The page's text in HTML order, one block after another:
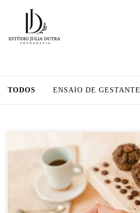
TODOS ENSAIO DE GESTANTE